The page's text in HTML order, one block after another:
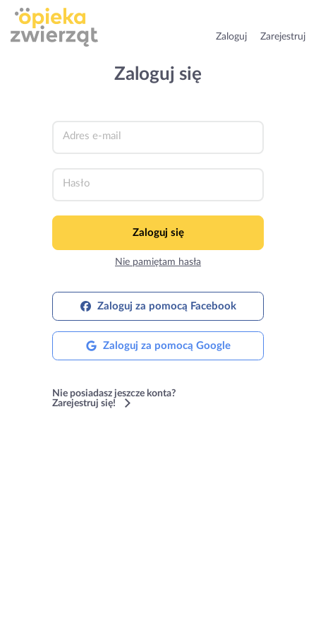
Zaloguj Zarejestruj
Zaloguj się
Adres e-mail
Hasło
Zaloguj się
Nie pamiętam hasła
Zaloguj za pomocą Facebook
Zaloguj za pomocą Google
Nie posiadasz jeszcze konta?
Zarejestruj się!